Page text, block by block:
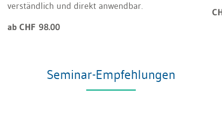
verständlich und direkt anwendbar.
ab CHF 98.00
Seminar-Empfehlungen